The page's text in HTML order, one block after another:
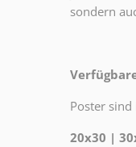
sondern
Poster sind
20x30 |